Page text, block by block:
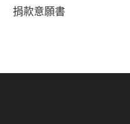
捐款意願書